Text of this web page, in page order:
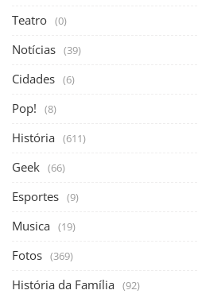
Teatro (0)
Notícias (39)
Cidades (6)
Pop! (8)
História (611)
Geek (66)
Esportes (9)
Musica (19)
Fotos (369)
História da Família (92)